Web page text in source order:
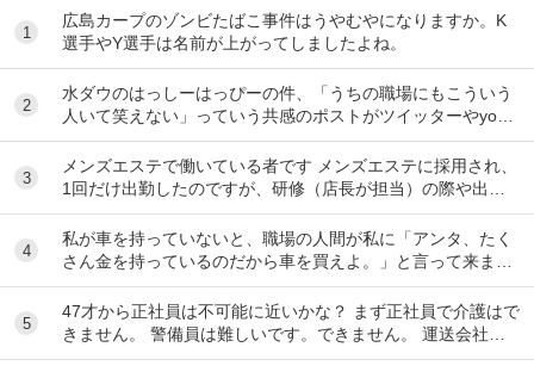
1
広島カープのゾンビたばこ事件はうやむやになりますか。K
選手やY選手は名前が上がってしましたよね。
2
水ダウのはっしーはっぴーの件、「うちの職場にもこういう
人いて笑えない」っていう共感のポストがツイッターやyout
ubeのコメント欄に多すぎてそっちに驚いて...
3
メンズエステで働いている者です メンズエステに採用され、
1回だけ出勤したのですが、研修（店長が担当）の際や出勤
時に「元々デリをやっていたなら」という理由で...
4
私が車を持っていないと、職場の人間が私に「アンタ、たく
さん金を持っているのだから車を買えよ。」と言って来ま
す。 でも なんで しんどい思いをして働いた金で...
5
47才から正社員は不可能に近いかな？ まず正社員で介護はで
きません。 警備員は難しいです。できません。 運送会社の
運転手は無理です。できません 過去にうつ...